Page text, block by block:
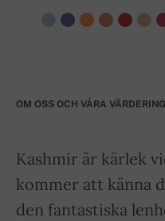
OM OSS OCH VÅRA
Kashmir är kärlek
kommer att känna
den fantastiska